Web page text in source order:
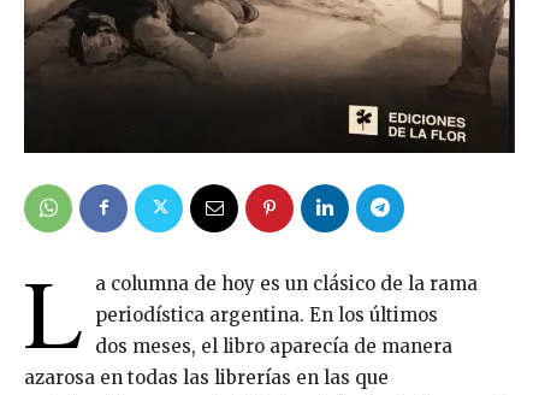
L
a columna de hoy es un clásico de la rama
periodística argentina. En los últimos
dos meses, el libro aparecía de manera
azarosa en todas las librerías en las que